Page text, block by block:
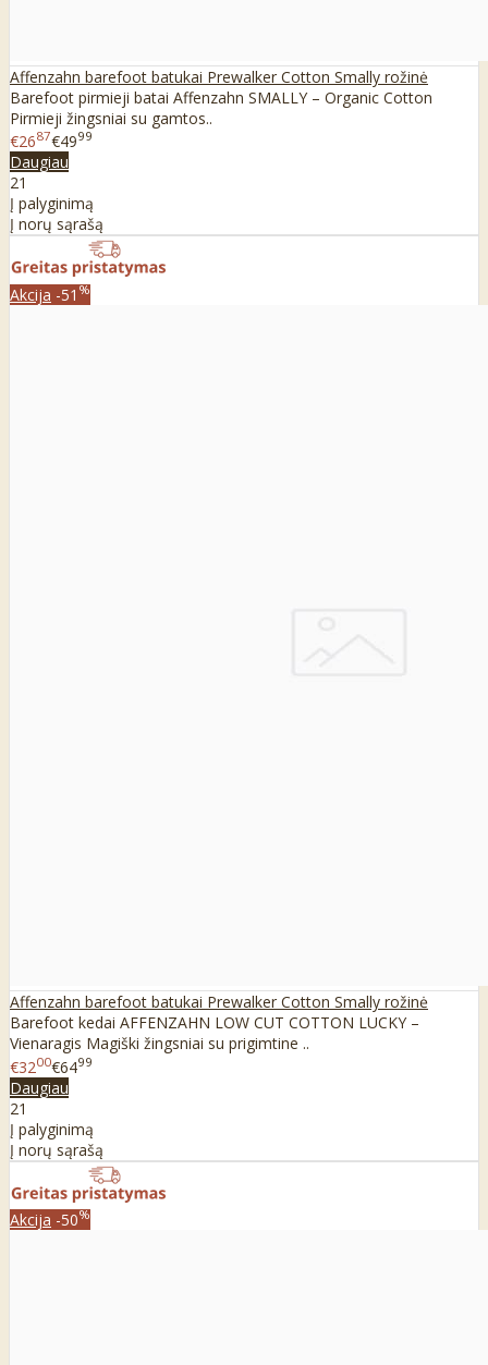
Affenzahn barefoot batukai Prewalker Cotton Smally rožinė
Barefoot pirmieji batai Affenzahn SMALLY – Organic Cotton
Pirmieji žingsniai su gamtos..
€2687€4999
Daugiau
21
Į palyginimą
Į norų sąrašą
Akcija -51 %
Affenzahn barefoot batukai Prewalker Cotton Smally rožinė
Barefoot kedai AFFENZAHN LOW CUT COTTON LUCKY –
Vienaragis Magiški žingsniai su prigimtine ..
€3200€6499
Daugiau
21
Į palyginimą
Į norų sąrašą
Akcija -50%